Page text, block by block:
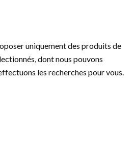
uniquement des produits de
dont nous pouvons
les recherches pour vous.